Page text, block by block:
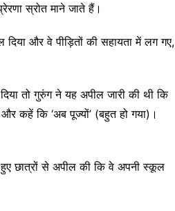
स्रोत माने जाते हैं।
और वे पीड़ितों की सहायता में लग गए,
तो गुरुंग ने यह अपील जारी की थी कि
कहें कि ‘अब पूज्यों’ (बहुत हो गया)।
हुए छात्रों से अपील की कि वे अपनी स्कूल